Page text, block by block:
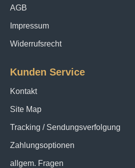
AGB
Impressum
Widerrufsrecht
Kunden Service
Kontakt
Site Map
Tracking / Sendungsverfolgung
Zahlungsoptionen
allgem. Fragen